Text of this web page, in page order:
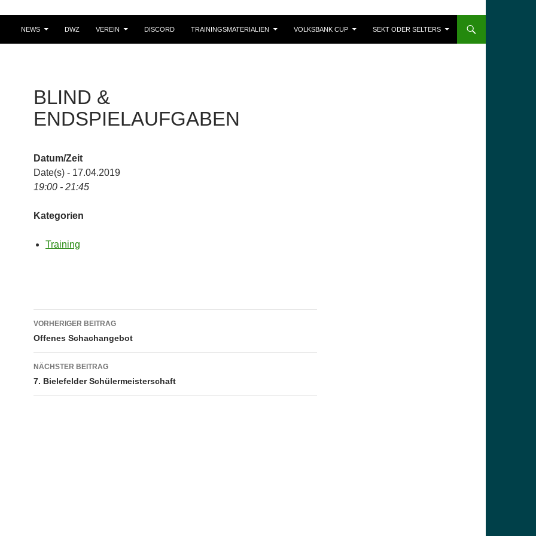
NEWS DWZ VEREIN DISCORD TRAININGSMATERIALIEN VOLKSBANK CUP SEKT ODER SELTERS
BLIND &
ENDSPIELAUFGABEN
Datum/Zeit
Date(s) - 17.04.2019
19:00 - 21:45
Kategorien
Training
Beitragsnavigation
VORHERIGER BEITRAG
Offenes Schachangebot
NÄCHSTER BEITRAG
7. Bielefelder Schülermeisterschaft